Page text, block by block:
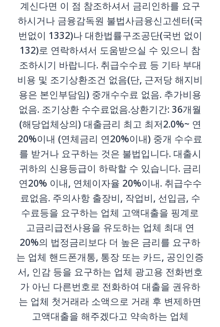
계신다면 이 점 참조하셔서 금리인하를 요구
하시거나 금융감독원 불법사금융신고센터(국
번없이 1332)나 대한법률구조공단(국번 없이
132)로 연락하셔서 도움받으실 수 있으니 참
조하시기 바랍니다. 취급수수료 등 기타 부대
비용 및 조기상환조건 없음(단, 근저당 해지비
용은 본인부담임) 중개수수료 없음. 추가비용
없음. 조기상환 수수료없음.상환기간: 36개월
(해당업체상의) 대출금리 최고 최저2.0%~ 연
20%이내 (연체금리 연20%이내) 중개 수수료
를 받거나 요구하는 것은 불법입니다. 대출시
귀하의 신용등급이 하락할 수 있습니다. 금리
연20% 이내, 연체이자율 20%이내. 취급수수
료없음. 주의사항 출장비, 작업비, 선입금, 수
수료등을 요구하는 업체 고액대출을 핑계로
고금리급전사용을 유도하는 업체 최대 연
20%의 법정금리보다 더 높은 금리를 요구하
는 업체 핸드폰개통, 통장 또는 카드, 공인인증
서, 인감 등을 요구하는 업체 광고용 전화번호
가 아닌 다른번호로 전화하여 대출을 권유하
는 업체 첫거래라 소액으로 거래 후 변제하면
고액대출을 해주겠다고 약속하는 업체